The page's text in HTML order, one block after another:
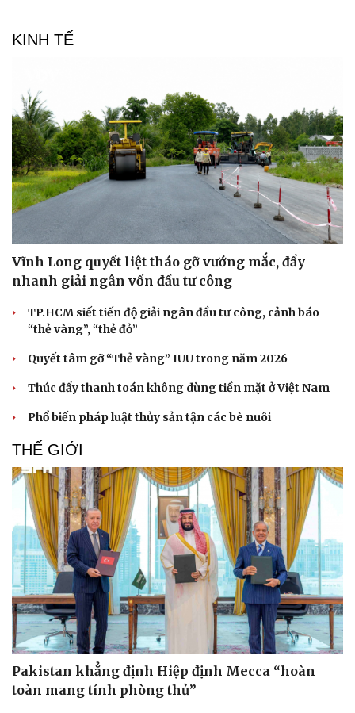
Thể thao
Bóng đá
Lịch thi đấu bóng đá
Thế giới thể thao
Ô tô - Xe máy
Ô tô
Xe máy
KINH TẾ
Vĩnh Long quyết liệt tháo gỡ vướng mắc, đẩy
nhanh giải ngân vốn đầu tư công
TP.HCM siết tiến độ giải ngân đầu tư công, cảnh báo
“thẻ vàng”, “thẻ đỏ”
Quyết tâm gỡ “Thẻ vàng” IUU trong năm 2026
Thúc đẩy thanh toán không dùng tiền mặt ở Việt Nam
Phổ biến pháp luật thủy sản tận các bè nuôi
THẾ GIỚI
Pakistan khẳng định Hiệp định Mecca “hoàn
toàn mang tính phòng thủ”